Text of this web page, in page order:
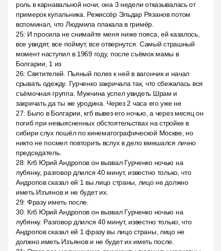
роль в карнавальной ночи, она 3 недели отказывалась от
примерок купальника. Режиссёр Эльдар Рязанов потом
вспоминал, что Людмила плакала в гримёр.
25: И просила не снимайте меня ниже пояса, ей казалось,
все увидят, все поймут, все отвернутся. Самый страшный
момент наступил в 1969 году, после съёмок мамы в
Болгарии, 1 из
26: Святителей. Пьяный полез к ней в вагончик и начал
срывать одежду. Гурченко закричала так, что сбежалась вся
съёмочная группа. Мужчина успел увидеть Шрам и
закричать да ты же уродина. Через 2 часа его уже не
27: Было в Болгарии, кгб вывез его ночью, а через месяц он
погиб при невыясненных обстоятельствах на стройке в
сибири слух пошёл по кинематографической Москве, но
никто не посмел повторить вслух в дело вмешался лично
председатель.
28: Кгб Юрий Андропов он вызвал Гурченко ночью на
лубянку, разговор длился 40 минут, известно только, что
Андропов сказал ей 1 вы лицо страны, лицо не должно
иметь Изъянов и не будет их.
29: Фразу иметь после.
30: Кгб Юрий Андропов он вызвал Гурченко ночью на
лубянку. Разговор длился 40 минут, известно только, что
Андропов сказал ей 1 фразу вы лицо страны, лицо не
должно иметь Изъянов и не будет их иметь после.